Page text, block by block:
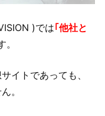
)では｢他社と
イトであっても、
。